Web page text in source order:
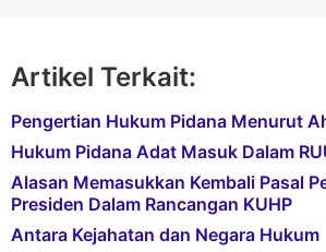
Artikel Terkait:
Pengertian Hukum Pidana Menurut
Hukum Pidana Adat Masuk Dalam
Alasan Memasukkan Kembali Pasal
Presiden Dalam Rancangan KUHP
Antara Kejahatan dan Negara Hukum